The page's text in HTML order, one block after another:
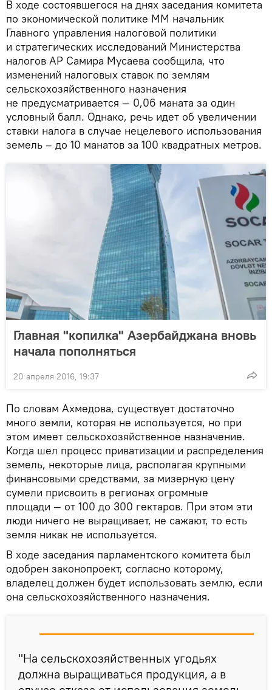
В ходе состоявшегося на днях заседания комитета
по экономической политике ММ начальник
Главного управления налоговой политики
и стратегических исследований Министерства
налогов АР Самира Мусаева сообщила, что
изменений налоговых ставок по землям
сельскохозяйственного назначения
не предусматривается — 0,06 маната за один
условный балл. Однако, речь идет об увеличении
ставки налога в случае нецелевого использования
земель – до 10 манатов за 100 квадратных метров.
Главная "копилка" Азербайджана вновь
начала пополняться
20 апреля 2016, 19:37
По словам Ахмедова, существует достаточно
много земли, которая не используется, но при
этом имеет сельскохозяйственное назначение.
Когда шел процесс приватизации и распределения
земель, некоторые лица, располагая крупными
финансовыми средствами, за мизерную цену
сумели присвоить в регионах огромные
площади — от 100 до 300 гектаров. При этом эти
люди ничего не выращивает, не сажают, то есть
земля никак не используется.
В ходе заседания парламентского комитета был
одобрен законопроект, согласно которому,
владелец должен будет использовать землю, если
она сельскохозяйственного назначения.
"На сельскохозяйственных угодьях
должна выращиваться продукция, а в